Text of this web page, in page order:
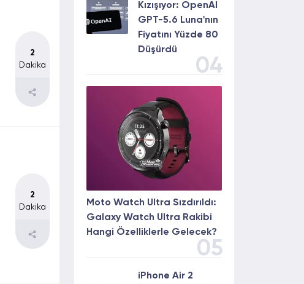
2
Dakika
2
Dakika
Kızışıyor: OpenAI
GPT-5.6 Luna'nın
Fiyatını Yüzde 80
Düşürdü
04
Moto Watch Ultra Sızdırıldı:
Galaxy Watch Ultra Rakibi
Hangi Özelliklerle Gelecek?
05
iPhone Air 2